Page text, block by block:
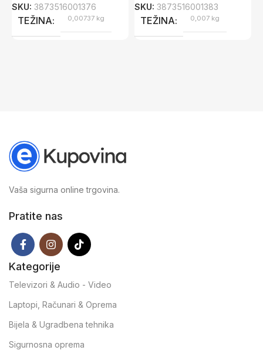
SKU: 3873516001376
TEŽINA 0,00737 kg
SKU: 3873516001383
TEŽINA 0,007 kg
Vaša sigurna online trgovina.
Pratite nas
Kategorije
Televizori & Audio - Video
Laptopi, Računari & Oprema
Bijela & Ugradbena tehnika
Sigurnosna oprema